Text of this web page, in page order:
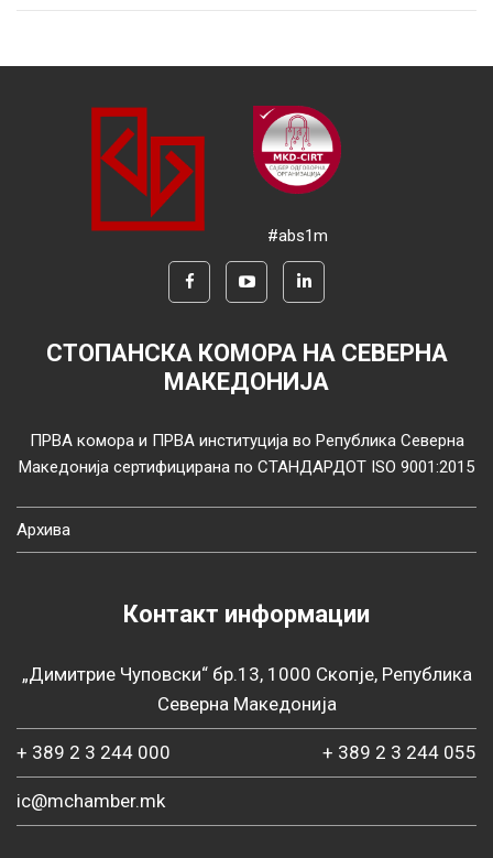
#abs1m
СТОПАНСКА КОМОРА НА СЕВЕРНА
МАКЕДОНИЈА
ПРВА комора и ПРВА институција во Република Северна
Македонија сертифицирана по СТАНДАРДОТ ISO 9001:2015
Архива
Контакт информации
„Димитрие Чуповски“ бр.13, 1000 Скопје, Република
Северна Македонија
+ 389 2 3 244 000 + 389 2 3 244 055
ic@mchamber.mk